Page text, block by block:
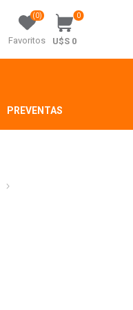
Favoritos
(0) 0
U$S 0
PREVENTAS